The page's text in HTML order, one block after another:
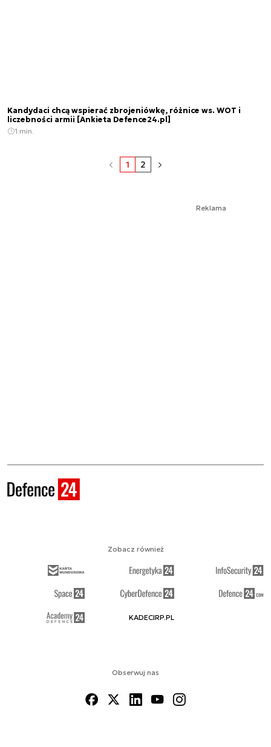
Kandydaci chcą wspierać zbrojeniówkę, różnice ws. WOT i
liczebności armii [Ankieta Defence24.pl]
1 min.
1 2
Reklama
Obserwuj nas
Zobacz również
KADECIRP.PL